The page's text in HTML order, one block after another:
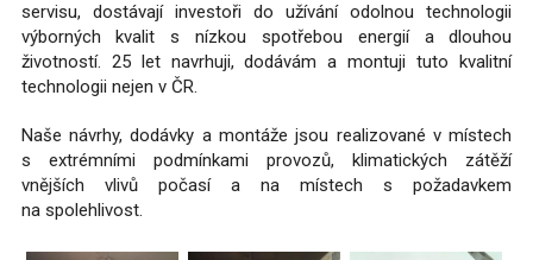
servisu, dostávají investoři do užívání odolnou technologii
výborných kvalit s nízkou spotřebou energií a dlouhou
životností. 25 let navrhuji, dodávám a montuji tuto kvalitní
technologii nejen v ČR.
Naše návrhy, dodávky a montáže jsou realizované v místech
s extrémními podmínkami provozů, klimatických zátěží
vnějších vlivů počasí a na místech s požadavkem
na spolehlivost.